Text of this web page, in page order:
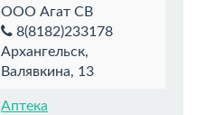
ООО Агат СВ
8(8182)233178
Архангельск,
Валявкина, 13
Аптека